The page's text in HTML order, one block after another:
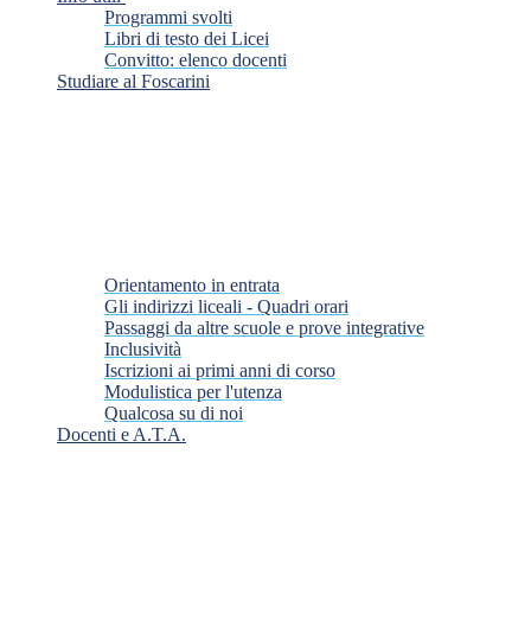
Programmi svolti
Libri di testo dei Licei
Convitto: elenco docenti
Studiare al Foscarini
Orientamento in entrata
Gli indirizzi liceali - Quadri orari
Passaggi da altre scuole e prove integrative
Inclusività
Iscrizioni ai primi anni di corso
Modulistica per l'utenza
Qualcosa su di noi
Docenti e A.T.A.